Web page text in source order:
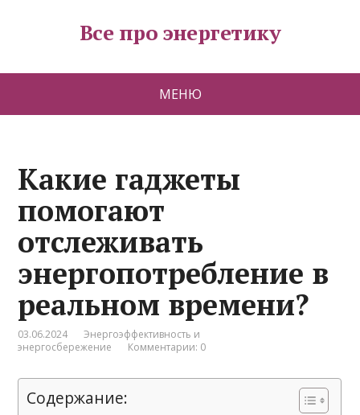
Все про энергетику
МЕНЮ
Какие гаджеты
помогают
отслеживать
энергопотребление в
реальном времени?
03.06.2024
Энергоэффективность и
энергосбережение
Комментарии: 0
Содержание: